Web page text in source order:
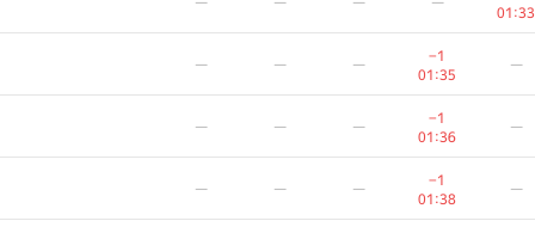
01:33
— — —
−1
01:35
—
— — —
−1
01:36
—
— — —
−1
01:38
—
01:33
— — —
−1
01:35
—
— — —
−1
01:36
—
— — —
−1
01:38
—